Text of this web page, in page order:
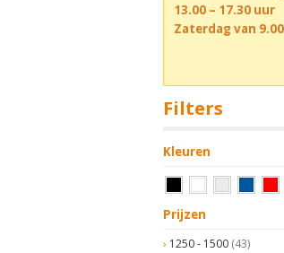
13.00 – 17.30 uur
Zaterdag van
Filters
Kleuren
Prijzen
1250 - 1500 (43)